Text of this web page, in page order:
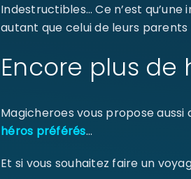
Indestructibles… Ce n’est
autant que celui de leurs parents
Encore plus de
Magicheroes vous propose
héros préférés…
Et si vous souhaitez faire un